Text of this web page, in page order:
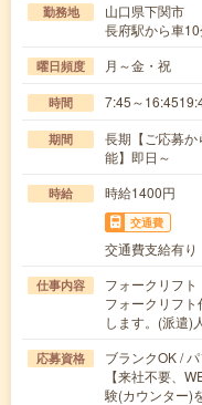
勤務地
山口県下関市
長府駅から車
曜日頻度 月～金・祝
時間 7:45～
期間
長期【ご応募
能】即日～
時給 時給1400円
交通費
交通費支給有り
仕事内容
フォークリフト
フォークリフ
します。(派遣)
応募資格
ブランクOK /
【来社不要、
験(カウンター)